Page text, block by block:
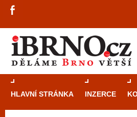
HLAVNÍ STRÁNKA INZERCE